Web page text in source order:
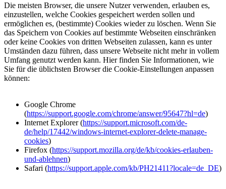
Die meisten Browser, die unsere Nutzer verwenden, erlauben es,
einzustellen, welche Cookies gespeichert werden sollen und
ermöglichen es, (bestimmte) Cookies wieder zu löschen. Wenn Sie
das Speichern von Cookies auf bestimmte Webseiten einschränken
oder keine Cookies von dritten Webseiten zulassen, kann es unter
Umständen dazu führen, dass unsere Webseite nicht mehr in vollem
Umfang genutzt werden kann. Hier finden Sie Informationen, wie
Sie für die üblichsten Browser die Cookie-Einstellungen anpassen
können:
Google Chrome
(https://support.google.com/chrome/answer/95647?hl=de)
Internet Explorer (https://support.microsoft.com/de-
de/help/17442/windows-internet-explorer-delete-manage-
cookies)
Firefox (https://support.mozilla.org/de/kb/cookies-erlauben-
und-ablehnen)
Safari (https://support.apple.com/kb/PH21411?locale=de_DE)